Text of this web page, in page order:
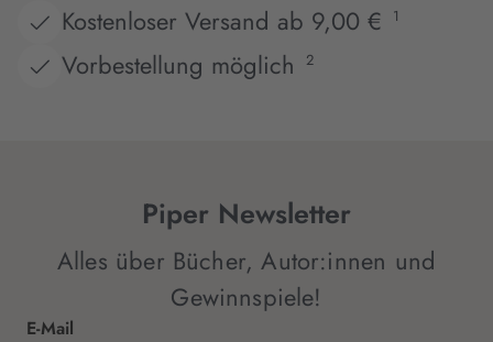
Kostenloser Versand ab 9,00 €
1
Vorbestellung möglich 2
Piper Newsletter
Alles über Bücher, Autor:innen und
Gewinnspiele!
E-Mail